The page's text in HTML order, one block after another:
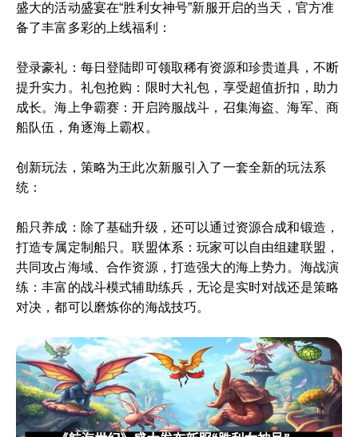
盛大的活动盛宴在“胜利女神号”新服开启的当天，官方准
备了丰富多彩的上线福利：
登录豪礼：每日登陆即可领取稀有资源和珍贵道具，不断
提升实力。礼包抢购：限时大礼包，享受超值折扣，助力
成长。海上争霸赛：开启跨服战斗，召集海盗、海军、商
船队伍，角逐海上霸权。
创新玩法，策略为王此次新服引入了一套全新的玩法系
统：
船只养成：除了基础升级，还可以通过资源合成和锻造，
打造专属定制船只。联盟体系：玩家可以自由组建联盟，
共同攻占海域、合作资源，打造强大的海上势力。海战演
练：丰富的战斗模式辅助练兵，无论是实时对战还是策略
对决，都可以磨炼你的海战技巧。